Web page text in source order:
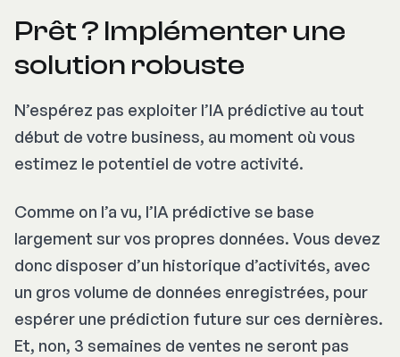
Prêt ? Implémenter une
solution robuste
N’espérez pas exploiter l’IA prédictive au tout
début de votre business, au moment où vous
estimez le potentiel de votre activité.
Comme on l’a vu, l’IA prédictive se base
largement sur vos propres données. Vous devez
donc disposer d’un historique d’activités, avec
un gros volume de données enregistrées, pour
espérer une prédiction future sur ces dernières.
Et, non, 3 semaines de ventes ne seront pas